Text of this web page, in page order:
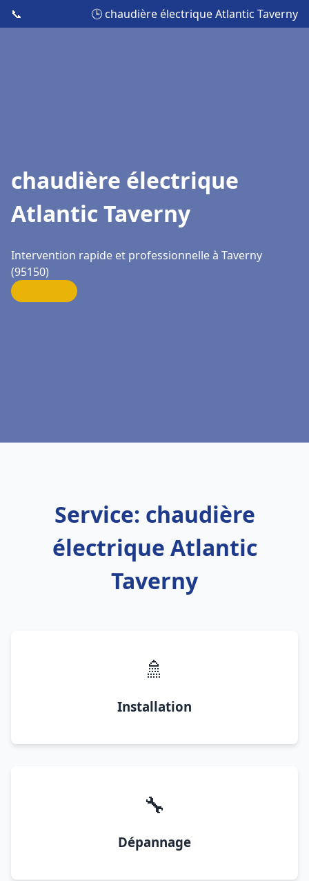
📞 🕒 chaudière électrique Atlantic Taverny
chaudière électrique
Atlantic Taverny
Intervention rapide et professionnelle à Taverny
(95150)
Service: chaudière
électrique Atlantic
Taverny
🚿
Installation
🔧
Dépannage